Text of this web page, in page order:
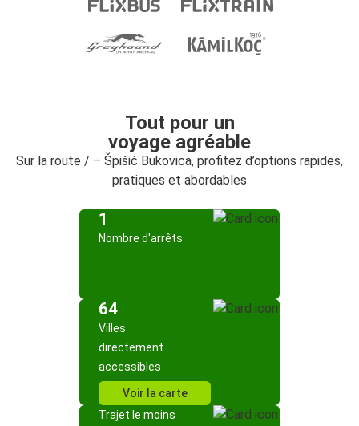
Tout pour un
voyage agréable
Sur la route / – Špišić Bukovica, profitez d’options rapides,
pratiques et abordables
1
Nombre d'arrêts
64
Villes
directement
accessibles
Voir la carte
Trajet le moins